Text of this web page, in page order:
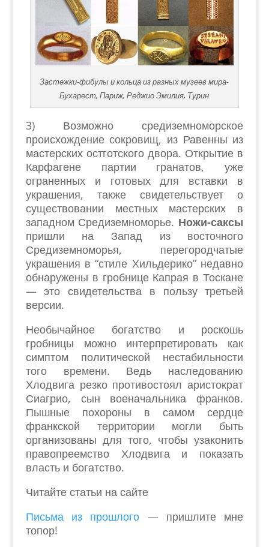
Застежки-фибулы и кольца из разных музеев мира-
Бухарест, Париж, Реджио Эмилия, Турин
3) Возможно средиземноморское
происхождение сокровищ, из Равенны из
мастерских остготского двора. Открытие в
Карфагене партии гранатов, уже
ограненных и готовых для вставки в
украшения, также свидетельствует о
существовании местных мастерских в
западном Средиземноморье. Ножи-саксы
пришли на Запад из восточного
Средиземноморья, перегородчатые
украшения в “стиле Хильдерико” недавно
обнаружены в гробнице Капрая в Тоскане
— это свидетельства в пользу третьей
версии.
Необычайное богатство и роскошь
гробницы можно интерпретировать как
симптом политической нестабильности
того времени. Ведь наследованию
Хлодвига резко противостоял аристократ
Сиагрио, сын военачальника франков.
Пышные похороны в самом сердце
франкской территории могли быть
организованы для того, чтобы узаконить
правопреемство Хлодвига и показать
власть и богатство.
Читайте статьи на сайте
Письма из прошлого — пришлите мне
топор!